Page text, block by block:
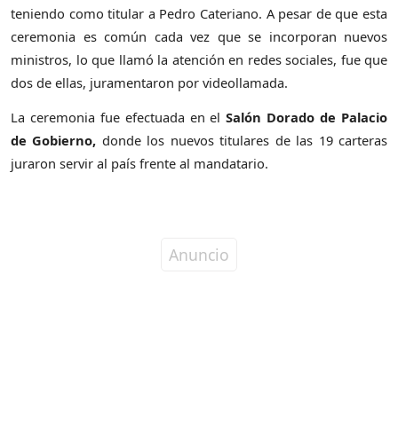
teniendo como titular a Pedro Cateriano. A pesar de que esta
ceremonia es común cada vez que se incorporan nuevos
ministros, lo que llamó la atención en redes sociales, fue que
dos de ellas, juramentaron por videollamada.
La ceremonia fue efectuada en elSalón Dorado de Palacio
de Gobierno, donde los nuevos titulares de las 19 carteras
juraron servir al país frente al mandatario.